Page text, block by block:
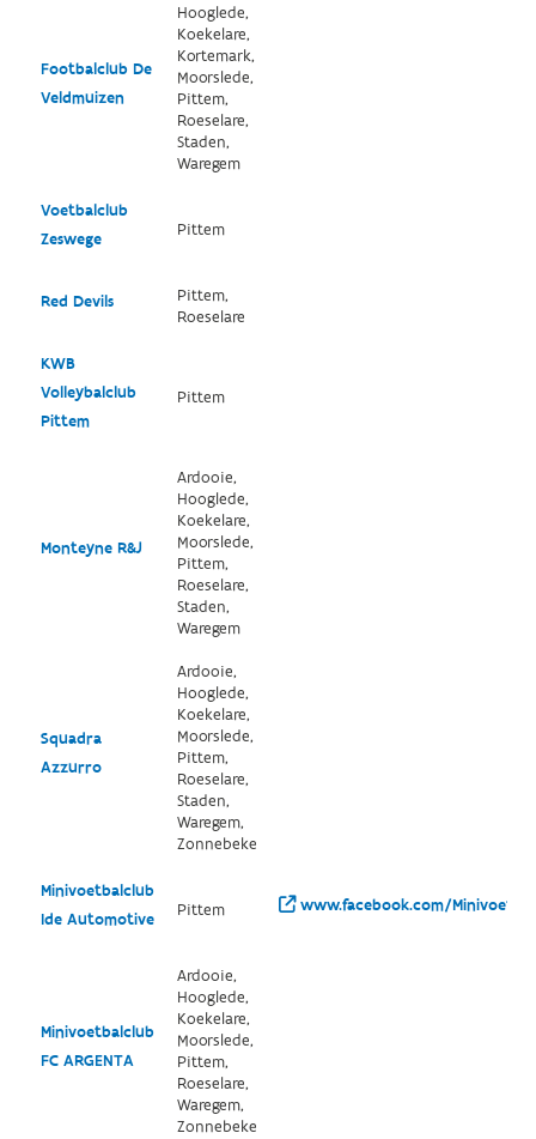
Footbalclub De
Veldmuizen
Hooglede,
Koekelare,
Kortemark,
Moorslede,
Pittem,
Roeselare,
Staden,
Waregem
Voetbalclub
Zeswege
Pittem
Red Devils
Pittem,
Roeselare
KWB
Volleybalclub
Pittem
Pittem
Monteyne R&J
Ardooie,
Hooglede,
Koekelare,
Moorslede,
Pittem,
Roeselare,
Staden,
Waregem
Squadra
Azzurro
Ardooie,
Hooglede,
Koekelare,
Moorslede,
Pittem,
Roeselare,
Staden,
Waregem,
Zonnebeke
Minivoetbalclub
Ide Automotive
Pittem www.facebook.com/
Minivoetbalclub
FC ARGENTA
Ardooie,
Hooglede,
Koekelare,
Moorslede,
Pittem,
Roeselare,
Waregem,
Zonnebeke